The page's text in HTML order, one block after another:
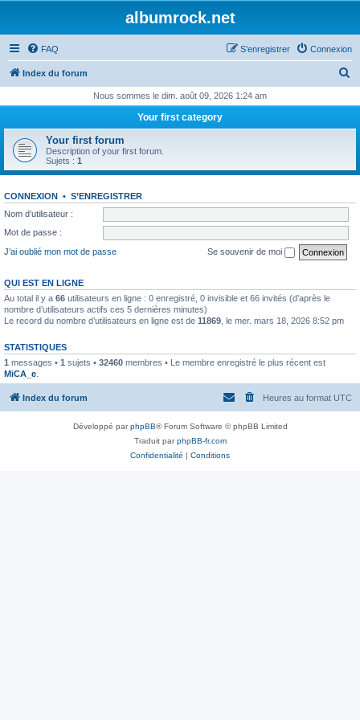
albumrock.net
FAQ Connexion
S’enregistrer
Index du forum
h
r
Nous sommes le dim. août 09, 2026 1:24 am
Your first category
Your first forum
Description of your first forum.
Sujets : 1
CONNEXION • S’ENREGISTRER
Nom d’utilisateur :
Mot de passe :
J’ai oublié mon mot de passe
Se souvenir de moi
QUI EST EN LIGNE
Au total il y a 66 utilisateurs en ligne : 0 enregistré, 0 invisible et 66 invités (d’après le
nombre d’utilisateurs actifs ces 5 dernières minutes)
Le record du nombre d’utilisateurs en ligne est de 11869 , le mer. mars 18, 2026 8:52 pm
STATISTIQUES
1 messages • 1 sujets • 32460 membres • Le membre enregistré le plus récent est
MiCA_e
Index du forum Heures au format UTC
Développé parphpBB® Forum Software © phpBB Limited
Traduit parphpBB-fr.com
Confidentialité | Conditions